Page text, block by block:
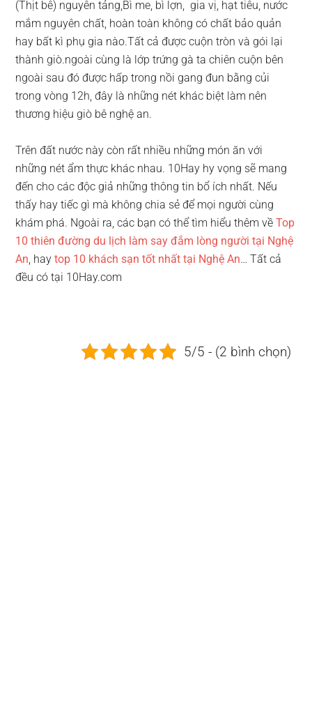
(Thịt bê) nguyên tảng,Bì me, bì lợn, gia vị, hạt tiêu, nước
mắm nguyên chất, hoàn toàn không có chất bảo quản
hay bất kì phụ gia nào.Tất cả được cuộn tròn và gói lại
thành giò.ngoài cùng là lớp trứng gà ta chiên cuộn bên
ngoài sau đó được hấp trong nồi gang đun bằng củi
trong vòng 12h, đây là những nét khác biệt làm nên
thương hiệu giò bê nghệ an.
Trên đất nước này còn rất nhiều những món ăn với
những nét ẩm thực khác nhau. 10Hay hy vọng sẽ mang
đến cho các độc giả những thông tin bổ ích nhất. Nếu
thấy hay tiếc gì mà không chia sẻ để mọi người cùng
khám phá. Ngoài ra, các bạn có thể tìm hiểu thêm vềTop
10 thiên đường du lịch làm say đắm lòng người tại Nghệ
An , haytop 10 khách sạn tốt nhất tại Nghệ An… Tất cả
đều có tại 10Hay.com
5/5 - (2 bình chọn)